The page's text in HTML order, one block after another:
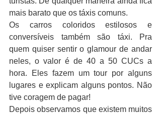
mais barato que os táxis comuns.
Os carros coloridos estilosos e
conversíveis também são táxi. Pra
quem quiser sentir o glamour de andar
neles, o valor é de 40 a 50 CUCs a
hora. Eles fazem um tour por alguns
lugares e explicam alguns pontos. Não
tive coragem de pagar!
Depois observamos que existem muitos